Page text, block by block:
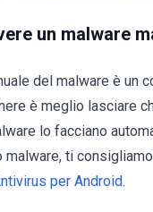
un malware
del malware è un
è meglio lasciare
lo facciano
malware, ti
per Android.